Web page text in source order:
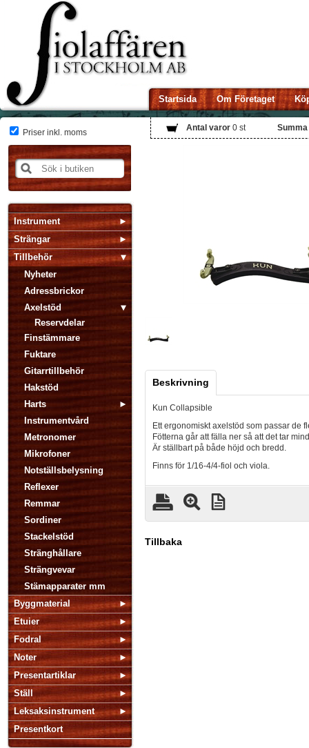
Startsida Om Företaget
Antal varor 0 st Summa
Priser inkl. moms
Instrument
Strängar
Tillbehör
Nyheter
Adressbrickor
Axelstöd
Reservdelar
Finstämmare
Fuktare
Gitarrtillbehör
Hakstöd
Harts
Instrumentvård
Metronomer
Mikrofoner
Notställsbelysning
Reflexer
Remmar
Sordiner
Stackelstöd
Stränghållare
Strängvevar
Stämapparater mm
Byggmaterial
Etuier
Fodral
Noter
Presentartiklar
Ställ
Leksaksinstrument
Presentkort
Beskrivning
Kun Collapsible
Ett ergonomiskt axelstöd som passar de
Fötterna går att fälla ner så att det tar
Är ställbart på både höjd och bredd.
Finns för 1/16-4/4-fiol och viola.
Tillbaka